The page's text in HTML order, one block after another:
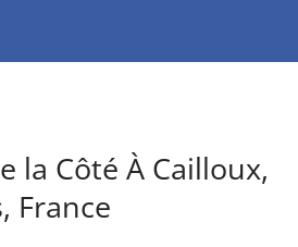
la Côté À Cailloux,
France